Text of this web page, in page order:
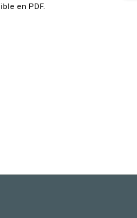
en PDF.